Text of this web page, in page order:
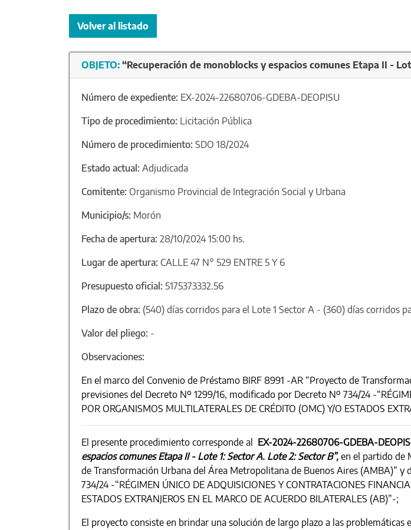
Volver al listado
OBJETO: “Recuperación de monoblocks y espacios comunes Etapa II -
Número de expediente: EX-2024-22680706-GDEBA-DEOPISU
Tipo de procedimiento: Licitación Pública
Número de procedimiento: SDO 18/2024
Estado actual: Adjudicada
Comitente: Organismo Provincial de Integración Social y Urbana
Municipio/s: Morón
Fecha de apertura: 28/10/2024 15:00 hs.
Lugar de apertura: CALLE 47 N° 529 ENTRE 5 Y 6
Presupuesto oficial: 5175373332.56
Plazo de obra: (540) días corridos para el Lote 1 Sector A - (360) días corridos
Valor del pliego: -
Observaciones:
En el marco del Convenio de Préstamo BIRF 8991 -AR “Proyecto de
previsiones del Decreto Nº 1299/16, modificado por Decreto Nº 734/24 -
POR ORGANISMOS MULTILATERALES DE CRÉDITO (OMC) Y/O ESTADOS
El presente procedimiento corresponde al EX-2024-22680706-GDEBA-
espacios comunes Etapa II - Lote 1: Sector A. Lote 2: Sector B”, en el partido de
de Transformación Urbana del Área Metropolitana de Buenos Aires (AMBA)”
734/24 -“RÉGIMEN ÚNICO DE ADQUISICIONES Y CONTRATACIONES
ESTADOS EXTRANJEROS EN EL MARCO DE ACUERDO BILATERALES (AB)”-;
El proyecto consiste en brindar una solución de largo plazo a las